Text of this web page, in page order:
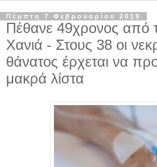
Πέμπτη 7 Φεβρουαρίου 2019
Πέθανε 49χρονος από
Χανιά ‑ Στους 38 οι
θάνατος έρχεται να
μακρά λίστα